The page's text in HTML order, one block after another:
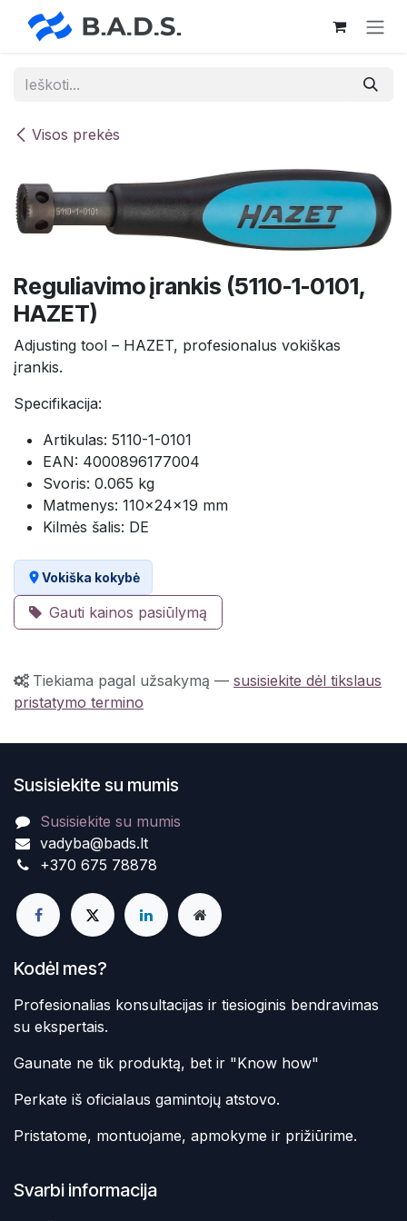
Skip to Content
Visos prekės
Reguliavimo įrankis (5110-1-0101,
HAZET)
Adjusting tool – HAZET, profesionalus vokiškas
įrankis.
Specifikacija:
Artikulas: 5110-1-0101
EAN: 4000896177004
Svoris: 0.065 kg
Matmenys: 110×24×19 mm
Kilmės šalis: DE
Vokiška kokybė
Gauti kainos pasiūlymą
Tiekiama pagal užsakymą — susisiekite dėl tikslaus
pristatymo termino
Susisiekite su mumis
Susisiekite su mumis
vadyba@bads.lt
+370 675 78878
Kodėl mes?
Profesionalias konsultacijas ir tiesioginis bendravimas
su ekspertais.
Gaunate ne tik produktą, bet ir "Know how"
Perkate iš oficialaus gamintojų atstovo.
Pristatome, montuojame, apmokyme ir prižiūrime.
Svarbi informacija